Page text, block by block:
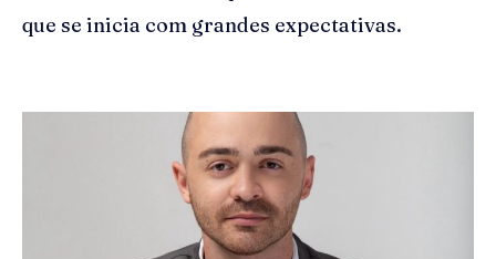
que se inicia com grandes expectativas.